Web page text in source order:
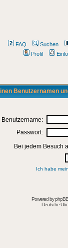
FAQ Suchen
Profil
Benutzernamen
Benutzername:
Passwort:
Bei jedem Besuch
Ich habe
Powered byphpBB
Deutsche